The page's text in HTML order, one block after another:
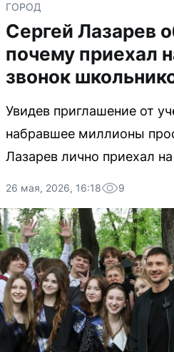
ГОРОД
Сергей Лазарев
почему приехал
звонок
Увидев приглашение от
набравшее миллионы
Лазарев лично приехал
26 мая, 2026, 16:18 9